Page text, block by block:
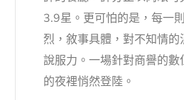
3.9星。更可怕的是，每一
烈，敘事具體，對不知情
說服力。一場針對商譽的
的夜裡悄然登陸。